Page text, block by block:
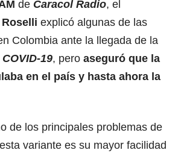
de Caracol Radio, el
explicó algunas de las
Colombia ante la llegada de la
COVID-19, pero aseguró que la
en el país y hasta ahora la
de los principales problemas de
variante es su mayor facilidad